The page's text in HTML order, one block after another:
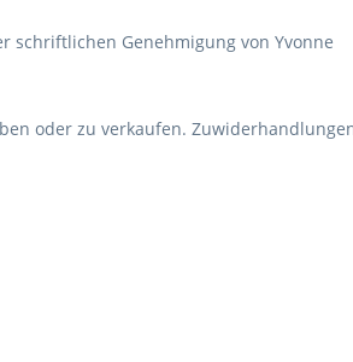
schriftlichen Genehmigung von Yvonne
oder zu verkaufen.